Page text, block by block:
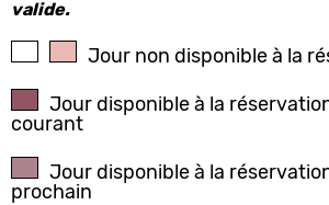
valide.
Jour non disponible à la
Jour disponible à la
courant
Jour disponible à la
prochain